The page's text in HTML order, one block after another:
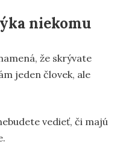
niekomu
že skrývate
jeden človek, ale
vedieť, či majú